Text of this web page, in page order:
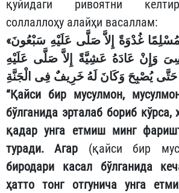
қуйидаги ривоятни
соллаллоҳу алайҳи васаллам:
«مَا مِنْ مُسْلِمٍ يَعُودُ مُسْلِمًا غُدْوَةً إِلاَّ صَلَّى عَلَيْهِ سَبْعُونَ
وَإِنْ عَادَهُ عَشِيَّةً إِلاَّ صَلَّى عَلَيْهِ
“Қайси бир мусулмон,
бўлганида эрталаб бориб кўрса,
қадар унга етмиш минг
туради. Агар (қайси бир
биродари касал бўлганида
ҳатто тонг отгунича унга